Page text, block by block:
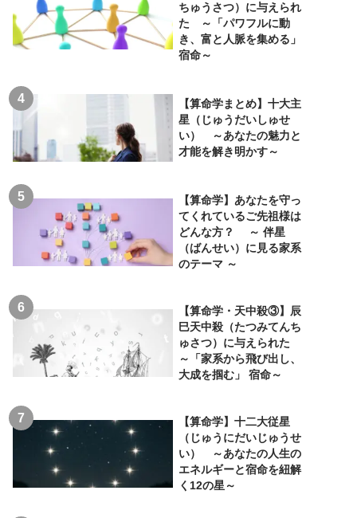
ちゅうさつ）に与えられ
た ～「パワフルに動
き、富と人脈を集める」
宿命～
【算命学まとめ】十大主
星（じゅうだいしゅせ
い） ～あなたの魅力と
才能を解き明かす～
【算命学】あなたを守っ
てくれているご先祖様は
どんな方？ ～ 伴星
（ばんせい）に見る家系
のテーマ ～
【算命学・天中殺③】辰
巳天中殺（たつみてんち
ゅさつ）に与えられた
～「家系から飛び出し、
大成を掴む」 宿命～
【算命学】十二大従星
（じゅうにだいじゅうせ
い） ～あなたの人生の
エネルギーと宿命を紐解
く12の星～